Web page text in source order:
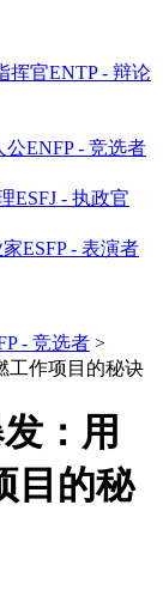
挥官ENTP - 辩论
公ENFP - 竞选者
ESFJ - 执政官
家ESFP - 表演者
- 竞选者 >
工作项目的秘诀
：用
目的秘